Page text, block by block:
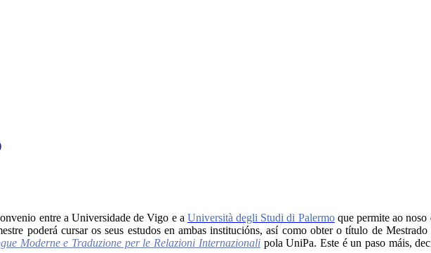
entre a Universidade de Vigo e a Università degli Studi di Palermoque permite ao noso
poderá cursar os seus estudos en ambas institucións, así como obter o título de
Moderne e Traduzione per le Relazioni Internazionali pola UniPa. Este é un paso máis,